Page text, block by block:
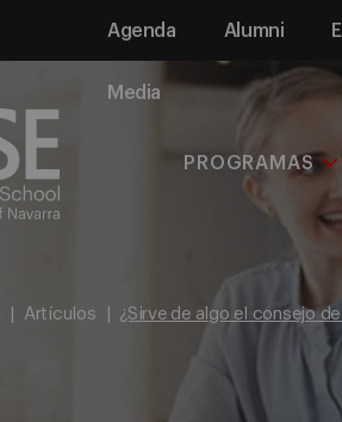
Agenda Alumni
Media
PROGRAMAS
Artículos ¿Sirve de algo el consejo